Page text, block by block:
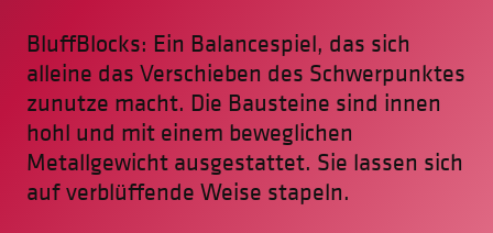
BluffBlocks: Ein Balancespiel, das sich
alleine das Verschieben des Schwerpunktes
zunutze macht. Die Bausteine sind innen
hohl und mit einem beweglichen
Metallgewicht ausgestattet. Sie lassen sich
auf verblüffende Weise stapeln.